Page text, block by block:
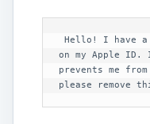
on my Apple
prevents me
please remove